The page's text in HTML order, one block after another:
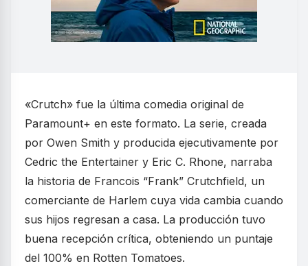
«Crutch» fue la última comedia original de
Paramount+ en este formato. La serie, creada
por Owen Smith y producida ejecutivamente por
Cedric the Entertainer y Eric C. Rhone, narraba
la historia de Francois “Frank” Crutchfield, un
comerciante de Harlem cuya vida cambia cuando
sus hijos regresan a casa. La producción tuvo
buena recepción crítica, obteniendo un puntaje
del 100% en Rotten Tomatoes.